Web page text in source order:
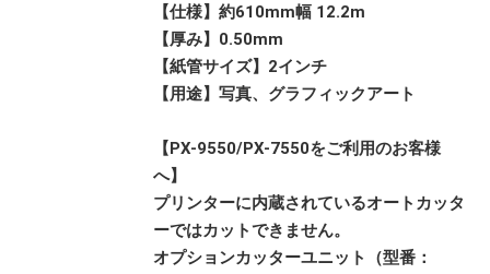
【仕様】約610mm幅 12.2m
【厚み】0.50mm
【紙管サイズ】2インチ
【用途】写真、グラフィックアート
【PX-9550/PX-7550をご利用のお客様
へ】
プリンターに内蔵されているオートカッタ
ーではカットできません。
オプションカッターユニット（型番：